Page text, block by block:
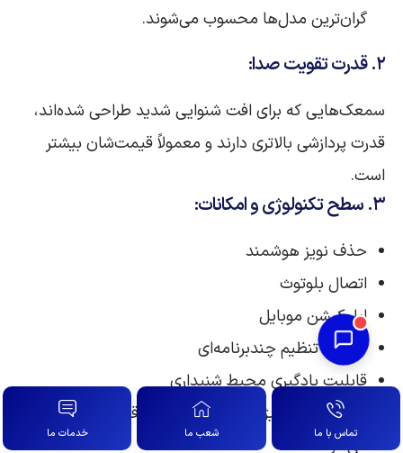
گران‌ترین مدل‌ها محسوب می‌شوند.
۲. قدرت تقویت صدا:
سمعک‌هایی که برای افت شنوایی شدید طراحی شده‌اند،
قدرت پردازشی بالاتری دارند و معمولاً قیمت‌شان بیشتر
است.
۳. سطح تکنولوژی و امکانات:
حذف نویز هوشمند
اتصال بلوتوث
اپلیکیشن موبایل
قابلیت تنظیم چندبرنامه‌ای
قابلیت یادگیری محیط شنیداری
هر یک از این ویژگی‌ها باعث افزایش قیمت سمعک
می‌شود.
تماس با ما شعب ما خدمات ما